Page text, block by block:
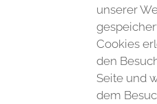
unserer
Cookies
den
Seite und
dem